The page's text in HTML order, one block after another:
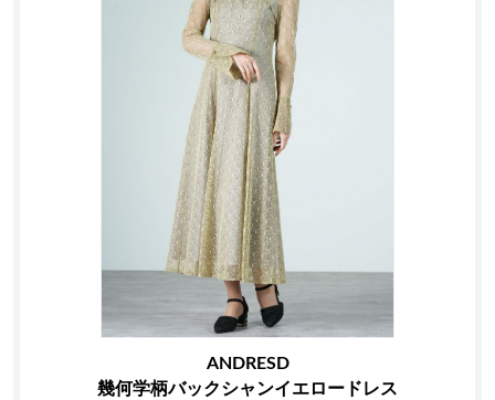
ANDRESD
幾何学柄バックシャンイエロードレス